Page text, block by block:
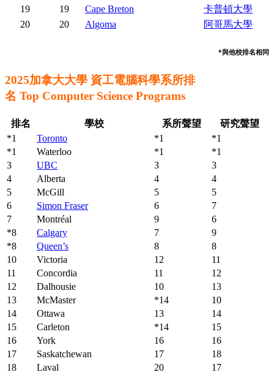
19
19 Cape Breton
卡普頓大學
20
20 Algoma 阿哥馬大學
*與他校排名相同
2025加拿大大學 資工電腦科學系所排
名 Top Computer Science Programs
排名 學校 系所聲望
研究聲望
*1
Toronto *1
*1
*1
Waterloo *1
*1
3
UBC 3
3
4
Alberta 4
4
5
McGill 5
5
6
Simon Fraser 6
7
7
Montréal 9
6
*8
Calgary 7
9
*8
Queen’s 8
8
10
Victoria 12
11
11
Concordia 11
12
12
Dalhousie 10
13
13
McMaster *14
10
14
Ottawa 13
14
15
Carleton *14
15
16
York 16
16
17
Saskatchewan 17
18
18
Laval 20
17